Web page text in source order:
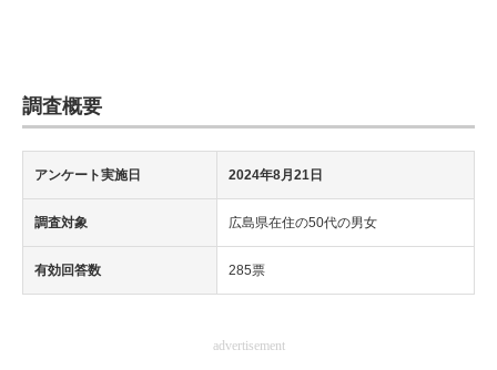
調査概要
アンケート実施日 2024年8月21日
調査対象 広島県在住の50代の男女
有効回答数 285票
advertisement